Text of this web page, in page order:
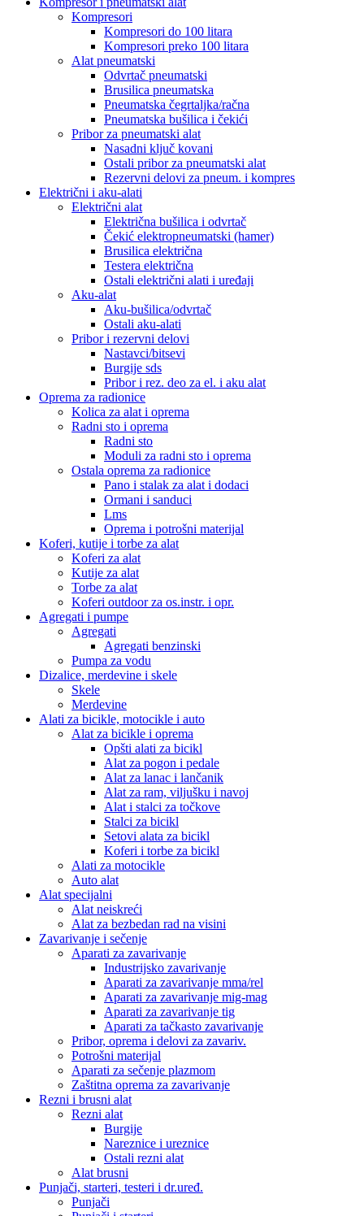
Kompresori
Kompresori do 100 litara
Kompresori preko 100 litara
Alat pneumatski
Odvrtač pneumatski
Brusilica pneumatska
Pneumatska čegrtaljka/račna
Pneumatska bušilica i čekići
Pribor za pneumatski alat
Nasadni ključ kovani
Ostali pribor za pneumatski alat
Rezervni delovi za pneum. i kompres
Električni i aku-alati
Električni alat
Električna bušilica i odvrtač
Čekić elektropneumatski (hamer)
Brusilica električna
Testera električna
Ostali električni alati i uređaji
Aku-alat
Aku-bušilica/odvrtač
Ostali aku-alati
Pribor i rezervni delovi
Nastavci/bitsevi
Burgije sds
Pribor i rez. deo za el. i aku alat
Oprema za radionice
Kolica za alat i oprema
Radni sto i oprema
Radni sto
Moduli za radni sto i oprema
Ostala oprema za radionice
Pano i stalak za alat i dodaci
Ormani i sanduci
Lms
Oprema i potrošni materijal
Koferi, kutije i torbe za alat
Koferi za alat
Kutije za alat
Torbe za alat
Koferi outdoor za os.instr. i opr.
Agregati i pumpe
Agregati
Agregati benzinski
Pumpa za vodu
Dizalice, merdevine i skele
Skele
Merdevine
Alati za bicikle, motocikle i auto
Alat za bicikle i oprema
Opšti alati za bicikl
Alat za pogon i pedale
Alat za lanac i lančanik
Alat za ram, viljušku i navoj
Alat i stalci za točkove
Stalci za bicikl
Setovi alata za bicikl
Koferi i torbe za bicikl
Alati za motocikle
Auto alat
Alat specijalni
Alat neiskreći
Alat za bezbedan rad na visini
Zavarivanje i sečenje
Aparati za zavarivanje
Industrijsko zavarivanje
Aparati za zavarivanje mma/rel
Aparati za zavarivanje mig-mag
Aparati za zavarivanje tig
Aparati za tačkasto zavarivanje
Pribor, oprema i delovi za zavariv.
Potrošni materijal
Aparati za sečenje plazmom
Zaštitna oprema za zavarivanje
Rezni i brusni alat
Rezni alat
Burgije
Nareznice i ureznice
Ostali rezni alat
Alat brusni
Punjači, starteri, testeri i dr.uređ.
Punjači